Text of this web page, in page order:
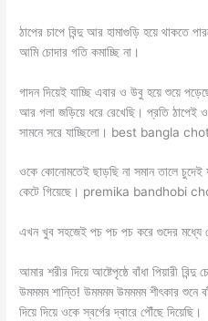
ঠাপের চাপে বিন্দু আর হামাগুড়ি হয়ে থাকতে
আমি চোদার গতি কমাচ্ছি না।
গাদন দিয়েই যাচ্ছি এবার ও উবু হয়ে শুয়ে
আর গলা জড়িয়ে ধরে রেখেছি। প্রতি
সামনে সরে যাচ্ছিলো। best bangla
ওকে কোনোমতেই ছাড়ছি না সমান তালে চুদেই
কেটে গিয়েছে। premika bandhobi
এখন খুব সহজেই পচ পচ পচ করে গুদের মধ্যে
আমার শরীর দিয়ে আষ্টেপৃষ্ঠে বাঁধা পিয়ারী
উমমমম শান্তি! উমমমম উমমমম শীৎকার শুনে
দিয়ে দিয়ে ওকে স্বর্গের দ্বারে পৌঁছে দিয়েছি।